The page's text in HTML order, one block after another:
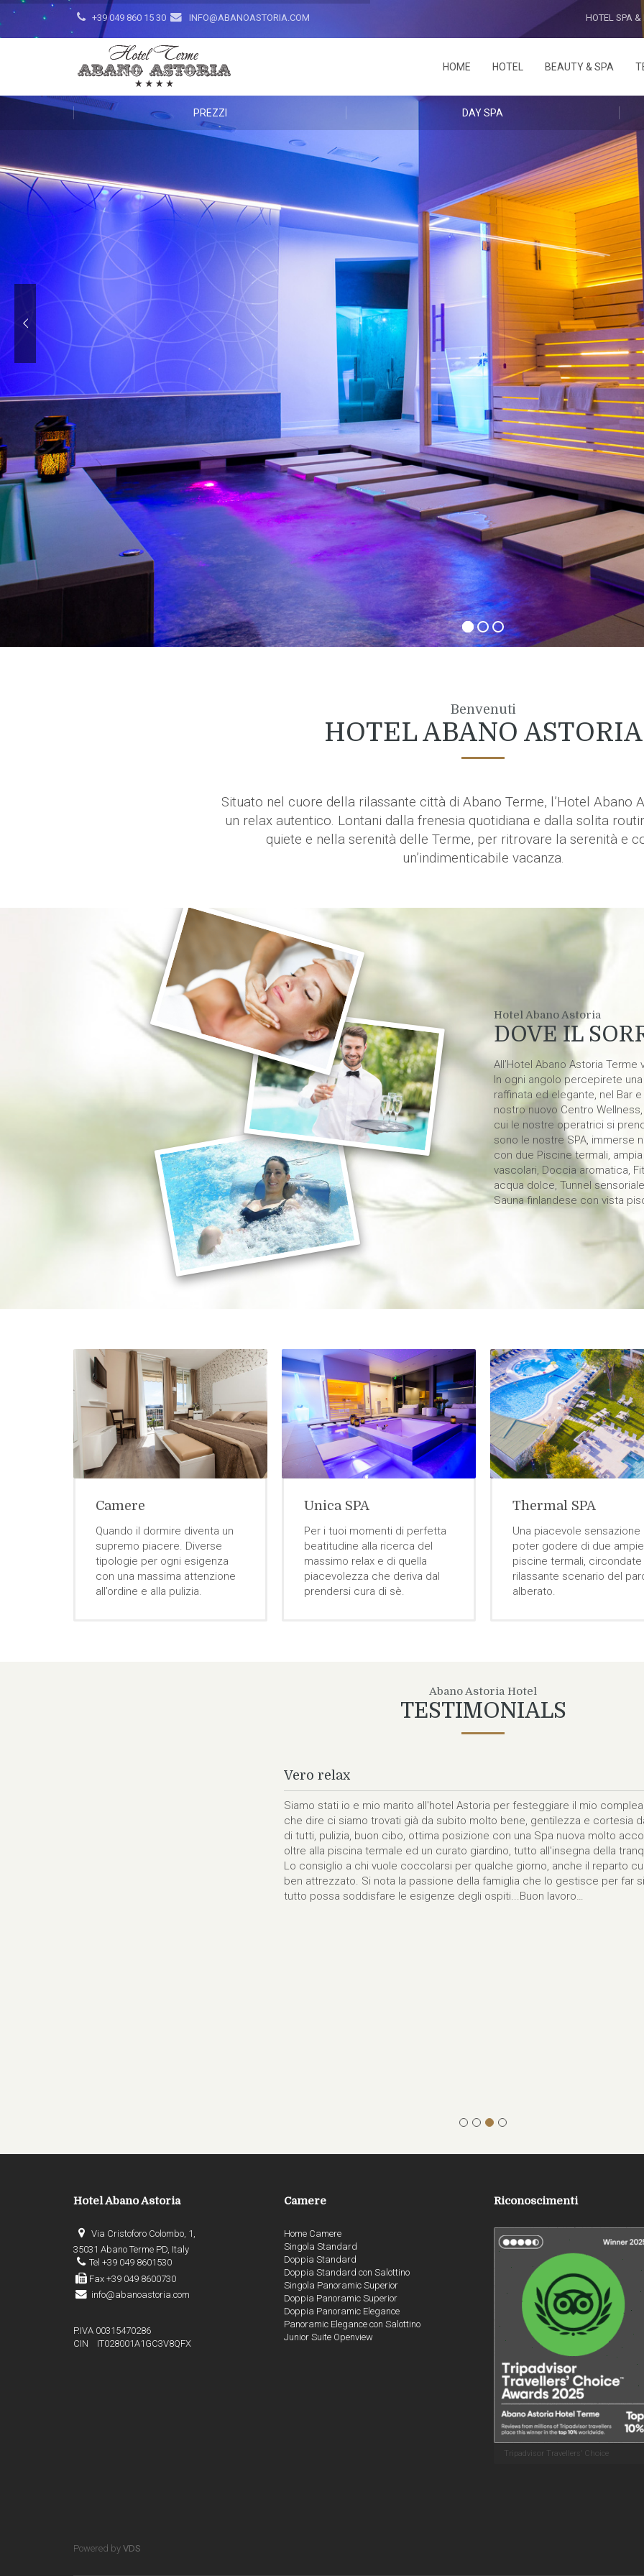
+39 049 860 15 30 INFO@ABANOASTORIA.COM HOTEL SPA
HOME HOTEL BEAUTY & SPA
PREZZI DAY SPA
Benvenuti
HOTEL ABANO ASTORIA
Situato nel cuore della rilassante città di Abano Terme, l’Hotel Abano
un relax autentico. Lontani dalla frenesia quotidiana e dalla solita
quiete e nella serenità delle Terme, per ritrovare la serenità e
un’indimenticabile vacanza.
Hotel Abano Astoria
DOVE IL
All’Hotel Abano Astoria
In ogni angolo percepirete
raffinata ed elegante, nel Bar
nostro nuovo Centro
cui le nostre operatrici si
sono le nostre SPA, immerse
con due Piscine termali,
vascolari, Doccia aromatica,
acqua dolce, Tunnel
Sauna finlandese con vista
Camere
Quando il dormire diventa un
supremo piacere. Diverse
tipologie per ogni esigenza
con una massima attenzione
all’ordine e alla pulizia.
Unica SPA
Per i tuoi momenti di perfetta
beatitudine alla ricerca del
massimo relax e di quella
piacevolezza che deriva dal
prendersi cura di sè.
Thermal SPA
Una piacevole sensazione
poter godere di due ampie
piscine termali, circondate
rilassante scenario del
alberato.
Abano Astoria Hotel
TESTIMONIALS
Nati per ospitare
Una delle pochissime volte che lasciamo un hotel con dispiacere e con la
di ritornarci. Il sig. Gianni nato per accogliere, appassionato del suo
e premuroso, ci ha allietato con la sua compagnia raccontandoci
nonno e ci ha fatto conoscere un vino eccellente di cui ignoravamo
pur essendo prodotto nella mia città. Grazie per la bella esperienza.
Hotel Abano Astoria
Via Cristoforo Colombo, 1,
35031 Abano Terme PD, Italy
Tel +39 049 8601530
Fax +39 049 8600730
info@abanoastoria.com
P.IVA 00315470286
CIN IT028001A1GC3V8QFX
Camere
Home Camere
Singola Standard
Doppia Standard
Doppia Standard con Salottino
Singola Panoramic Superior
Doppia Panoramic Superior
Doppia Panoramic Elegance
Panoramic Elegance con Salottino
Junior Suite Openview
Riconoscimenti
Tripadvisor Travellers’ Choice
Powered by VDS